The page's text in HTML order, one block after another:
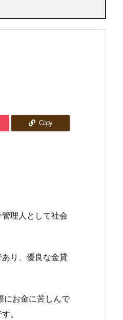
Copy
理人として社会
り、優良な金貸
にお金に苦しんで
。